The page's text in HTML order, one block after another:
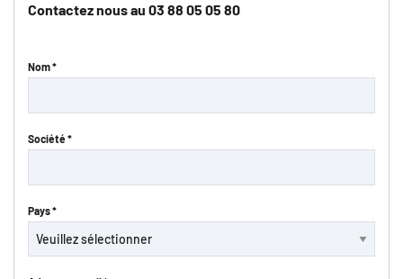
Contactez nous au 03 88 05 05 80
Nom *
Société *
Pays *